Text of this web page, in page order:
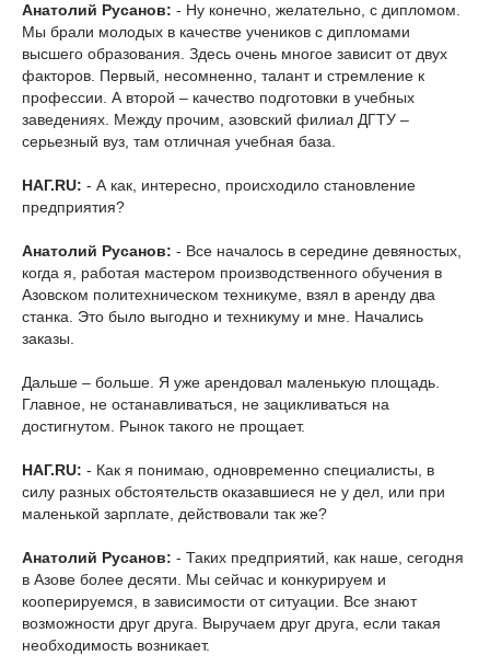
Анатолий Русанов: - Ну конечно, желательно, с дипломом.
Мы брали молодых в качестве учеников с дипломами
высшего образования. Здесь очень многое зависит от двух
факторов. Первый, несомненно, талант и стремление к
профессии. А второй – качество подготовки в учебных
заведениях. Между прочим, азовский филиал ДГТУ –
серьезный вуз, там отличная учебная база.
НАГ.RU: - А как, интересно, происходило становление
предприятия?
Анатолий Русанов: - Все началось в середине девяностых,
когда я, работая мастером производственного обучения в
Азовском политехническом техникуме, взял в аренду два
станка. Это было выгодно и техникуму и мне. Начались
заказы.
Дальше – больше. Я уже арендовал маленькую площадь.
Главное, не останавливаться, не зацикливаться на
достигнутом. Рынок такого не прощает.
НАГ.RU: - Как я понимаю, одновременно специалисты, в
силу разных обстоятельств оказавшиеся не у дел, или при
маленькой зарплате, действовали так же?
Анатолий Русанов: - Таких предприятий, как наше, сегодня
в Азове более десяти. Мы сейчас и конкурируем и
кооперируемся, в зависимости от ситуации. Все знают
возможности друг друга. Выручаем друг друга, если такая
необходимость возникает.